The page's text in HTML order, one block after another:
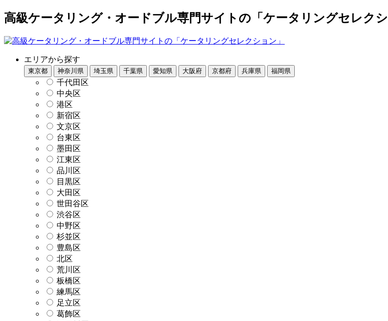
高級ケータリング・オードブル専門サイトの「ケータリングセレク
エリアから探す
東京都 神奈川県 埼玉県 千葉県 愛知県 大阪府 京都府 兵庫県 福岡県
千代田区
中央区
港区
新宿区
文京区
台東区
墨田区
江東区
品川区
目黒区
大田区
世田谷区
渋谷区
中野区
杉並区
豊島区
北区
荒川区
板橋区
練馬区
足立区
葛飾区